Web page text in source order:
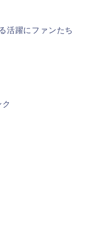
活躍にファンたち